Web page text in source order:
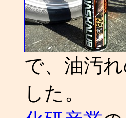
で、油汚
した。